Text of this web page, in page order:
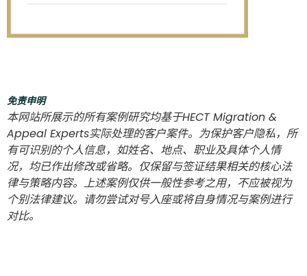
免责申明
本网站所展示的所有案例研究均基于HECT Migration &
Appeal Experts实际处理的客户案件。为保护客户隐私，所
有可识别的个人信息，如姓名、地点、职业及具体个人情
况，均已作出修改或省略。仅保留与签证结果相关的核心法
律与策略内容。上述案例仅供一般性参考之用，不应被视为
个别法律建议。请勿尝试对号入座或将自身情况与案例进行
对比。